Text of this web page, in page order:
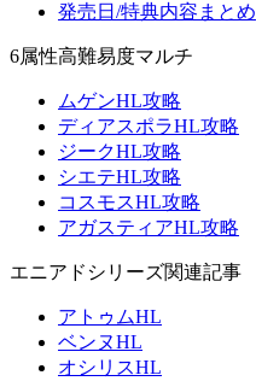
発売日/特典内容まとめ
6属性高難易度マルチ
ムゲンHL攻略
ディアスポラHL攻略
ジークHL攻略
シエテHL攻略
コスモスHL攻略
アガスティアHL攻略
エニアドシリーズ関連記事
アトゥムHL
ベンヌHL
オシリスHL